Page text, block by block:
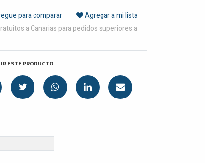
para comparar
Agregar a mi lista
a Canarias para pedidos superiores a
ESTE PRODUCTO